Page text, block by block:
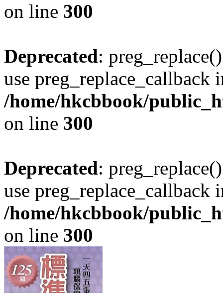
on line 300
Deprecated:
use preg_replace_callback
/home/hkcbbook/
on line 300
Deprecated:
use preg_replace_callback
/home/hkcbbook/
on line 300